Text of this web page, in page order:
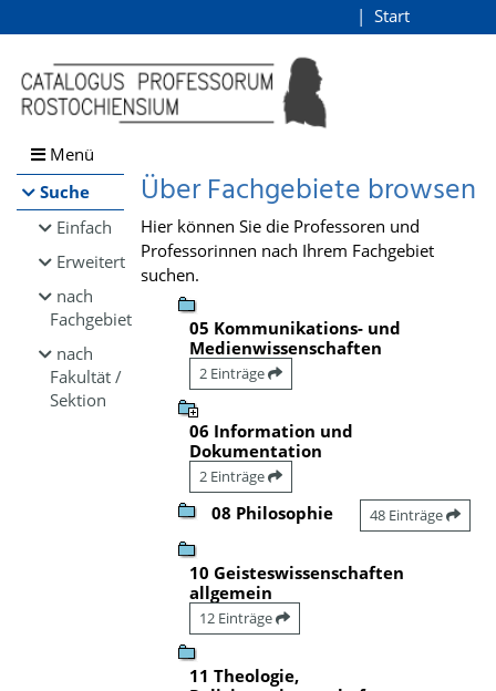
Browsen
direkt zum Inhalt
Start
Menü
Suche
Einfach
Erweitert
nach
Fachgebiet
nach
Fakultät /
Sektion
Über Fachgebiete browsen
Hier können Sie die Professoren und
Professorinnen nach Ihrem Fachgebiet
suchen.
05 Kommunikations- und
Medienwissenschaften
2 Einträge
06 Information und
Dokumentation
2 Einträge
08 Philosophie 48 Einträge
10 Geisteswissenschaften
allgemein
12 Einträge
11 Theologie,